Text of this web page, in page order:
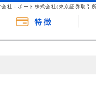
会社：ポート株式会社(東京証券取引